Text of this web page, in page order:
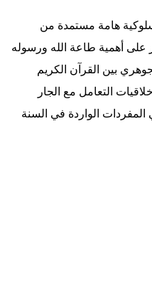
وسلوكية هامة مستمدة من
على أهمية طاعة الله ورسوله
بين القرآن الكريم
التعامل مع الجار
الواردة في السنة